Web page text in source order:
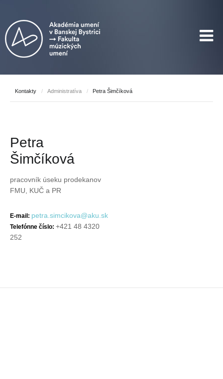
Kontakty / Administratíva / Petra Šimčíková
Petra
Šimčíková
pracovník úseku prodekanov
FMU, KUČ a PR
E-mail: petra.simcikova@aku.sk
Telefónne číslo: +421 48 4320
252